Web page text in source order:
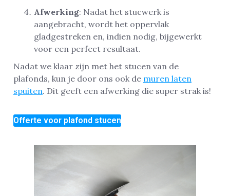
Afwerking: Nadat het stucwerk is
aangebracht, wordt het oppervlak
gladgestreken en, indien nodig, bijgewerkt
voor een perfect resultaat.
Nadat we klaar zijn met het stucen van de
plafonds, kun je door ons ook de muren laten
spuiten. Dit geeft een afwerking die super strak is!
Offerte voor plafond stucen